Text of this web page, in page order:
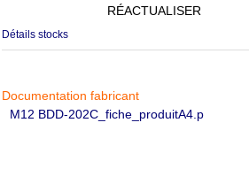
RÉACTUALISER
Détails stocks
Documentation fabricant
M12 BDD-202C_fiche_produitA4.p